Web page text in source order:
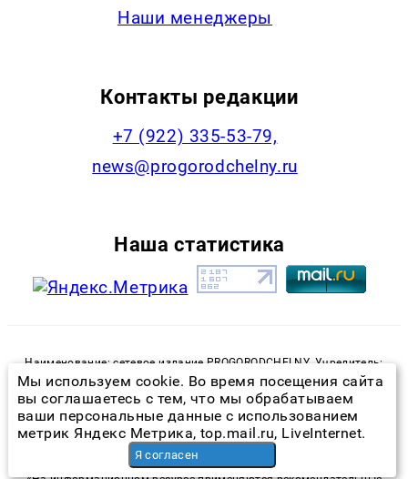
Наши менеджеры
Контакты редакции
+7 (922) 335-53-79,
news@progorodchelny.ru
Наша статистика
Наименование: сетевое издание PROGORODCHELNY. Учредитель:
ООО «Проказан». Регистрационный номер: ЭЛ № ФС 77-74496 от
14.12.2018 года, выдано Федеральной службой по надзору в
сфере связи, информационных технологий и массовых
коммуникаций. Директор: Сидоркин Андрей Валерьевич. Главный
редактор: Шарова Анастасия Александровна. Телефон редакции:
+7 (922) 335-53-79, E-mail: news@progorodchelny.ru
Мы используем cookie. Во время посещения сайта
вы соглашаетесь с тем, что мы обрабатываем
ваши персональные данные с использованием
метрик Яндекс Метрика, top.mail.ru, LiveInternet.
Я согласен